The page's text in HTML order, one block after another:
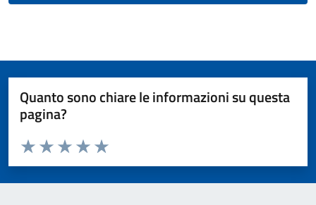
Quanto sono chiare le informazioni su questa
pagina?
Valuta da 1 a 5 stelle la pagina
Valuta 5 stelle su 5
Valuta 4 stelle su 5
Valuta 3 stelle su 5
Valuta 2 stelle su 5
Valuta 1 stelle su 5